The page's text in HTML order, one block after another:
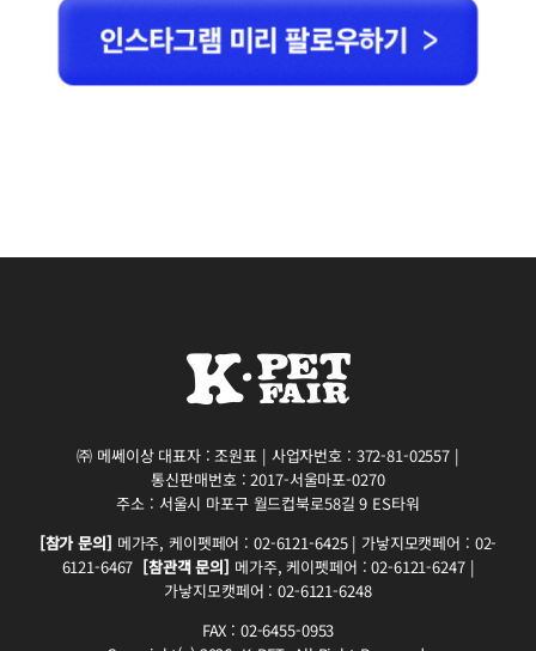
㈜ 메쎄이상 대표자 : 조원표 | 사업자번호 : 372-81-02557 |
통신판매번호 : 2017-서울마포-0270
주소 : 서울시 마포구 월드컵북로58길 9 ES타워
[참가 문의] 메가주, 케이펫페어 : 02-6121-6425 | 가낳지모캣페어 : 02-
6121-6467 [참관객 문의] 메가주, 케이펫페어 : 02-6121-6247 |
가낳지모캣페어 : 02-6121-6248
FAX : 02-6455-0953